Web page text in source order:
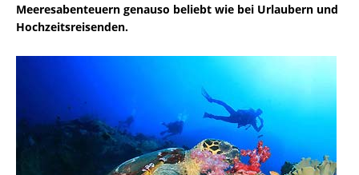
Meeresabenteuern genauso beliebt wie bei Urlaubern und
Hochzeitsreisenden.